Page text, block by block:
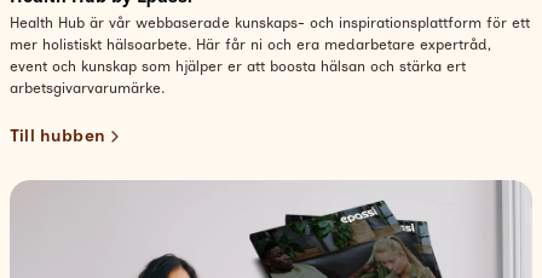
Health Hub är vår webbaserade kunskaps- och inspirationsplattform för ett
mer holistiskt hälsoarbete. Här får ni och era medarbetare expertråd,
event och kunskap som hjälper er att boosta hälsan och stärka ert
arbetsgivarvarumärke.
Till hubben